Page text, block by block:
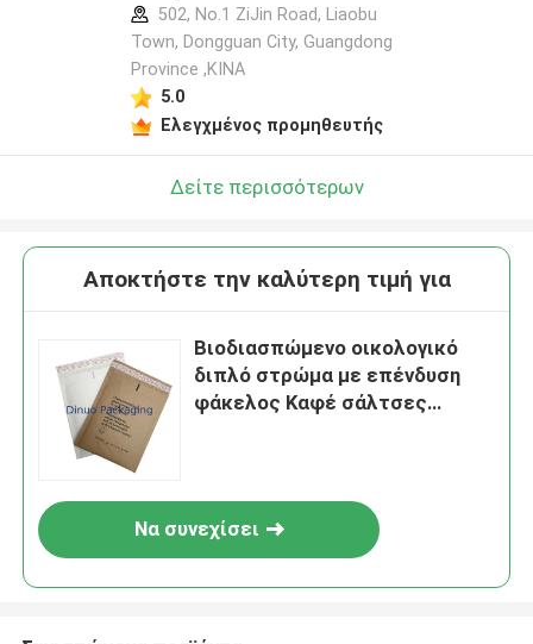
502, No.1 ZiJin Road, Liaobu
Town, Dongguan City, Guangdong
Province ,ΚΙΝΑ
5.0
Ελεγχμένος προμηθευτής
Δείτε περισσότερων
Αποκτήστε την καλύτερη τιμή για
Βιοδιασπώμενο οικολογικό
διπλό στρώμα με επένδυση
φάκελος Καφέ σάλτσες
Να συνεχίσει